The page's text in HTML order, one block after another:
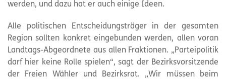
werden, und dazu hat er auch einige Ideen.
Alle politischen Entscheidungsträger in der gesamten
Region sollten konkret eingebunden werden, allen voran
Landtags-Abgeordnete aus allen Fraktionen. „Parteipolitik
darf hier keine Rolle spielen“, sagt der Bezirksvorsitzende
der Freien Wähler und Bezirksrat. „Wir müssen beim